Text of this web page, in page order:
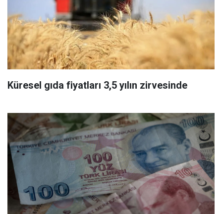
Küresel gıda fiyatları 3,5 yılın zirvesinde